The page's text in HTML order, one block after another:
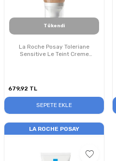
Tükendi
La Roche Posay Toleriane
Sensitive Le Teint Creme
679,92 TL
SEPETE EKLE
LA ROCHE POSAY